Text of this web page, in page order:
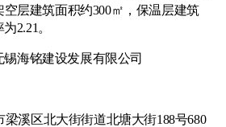
层建筑面积约300㎡，保温层建筑
2.21。
锡海铭建设发展有限公司
梁溪区北大街街道北塘大街188号680